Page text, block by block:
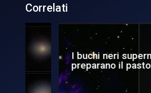
Correlati
I buchi neri
preparano il pasto